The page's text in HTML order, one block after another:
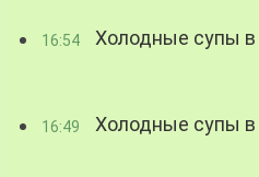
16:54 Холодные супы
16:49 Холодные супы